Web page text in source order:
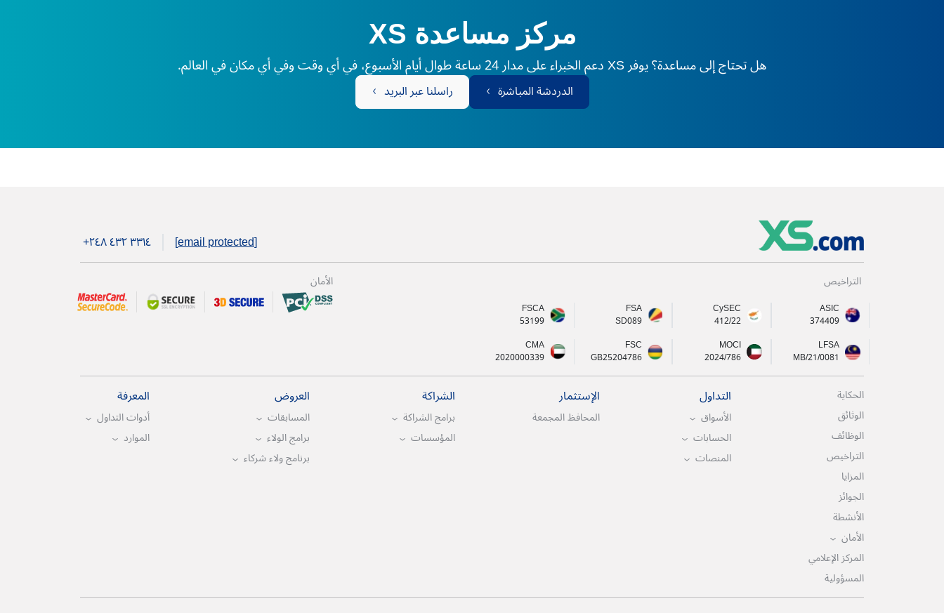
مركز مساعدة XS
هل تحتاج إلى مساعدة؟ يوفر XS دعم الخبراء على مدار 24 ساعة طوال أيام الأسبوع، في أي وقت وفي أي مكان في العالم.
الدردشة المباشرة راسلنا عبر البريد
[email protected] +۲٤۸ ٤۳۲ ۳۳۱٤
التراخيص
ASIC
374409
CySEC
412/22
FSA
SD089
FSCA
53199
LFSA
MB/21/0081
MOCI
2024/786
FSC
GB25204786
CMA
2020000339
الأمان
الحكاية
الوثائق
الوظائف
التراخيص
المزايا
الجوائز
الأنشطة
الأمان
المركز الإعلامي
المسؤولية
التداول
الأسواق
الحسابات
المنصات
الإستثمار
المحافظ المجمعة
الشراكة
برامج الشراكة
المؤسسات
العروض
المسابقات
برامج الولاء
برنامج ولاء شركاء
المعرفة
أدوات التداول
الموارد